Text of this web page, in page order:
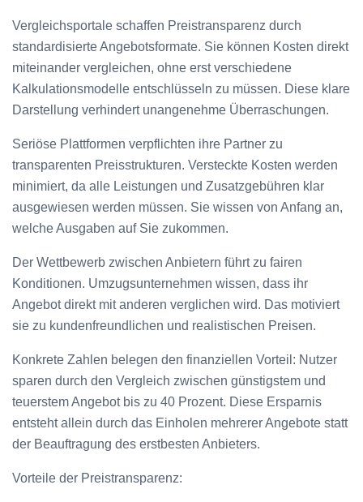
Vergleichsportale schaffen Preistransparenz durch
standardisierte Angebotsformate. Sie können Kosten direkt
miteinander vergleichen, ohne erst verschiedene
Kalkulationsmodelle entschlüsseln zu müssen. Diese klare
Darstellung verhindert unangenehme Überraschungen.
Seriöse Plattformen verpflichten ihre Partner zu
transparenten Preisstrukturen. Versteckte Kosten werden
minimiert, da alle Leistungen und Zusatzgebühren klar
ausgewiesen werden müssen. Sie wissen von Anfang an,
welche Ausgaben auf Sie zukommen.
Der Wettbewerb zwischen Anbietern führt zu fairen
Konditionen. Umzugsunternehmen wissen, dass ihr
Angebot direkt mit anderen verglichen wird. Das motiviert
sie zu kundenfreundlichen und realistischen Preisen.
Konkrete Zahlen belegen den finanziellen Vorteil: Nutzer
sparen durch den Vergleich zwischen günstigstem und
teuerstem Angebot bis zu 40 Prozent. Diese Ersparnis
entsteht allein durch das Einholen mehrerer Angebote statt
der Beauftragung des erstbesten Anbieters.
Vorteile der Preistransparenz: